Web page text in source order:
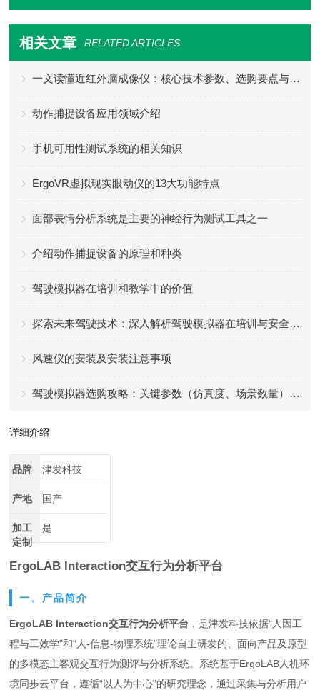
相关文章 RELATED ARTICLES
一文读懂近红外脑成像仪：核心技术参数、选购要点与不同场景适配方案指南
动作捕捉设备应用领域介绍
手机可用性测试系统的相关知识
ErgoVR虚拟现实眼动仪的13大功能特点
面部表情分析系统是主要的神经行为测试工具之一
介绍动作捕捉设备的原理和种类
驾驶模拟器在培训和教学中的价值
探索未来驾驶技术：深入解析驾驶模拟器在培训与安全教育中的应用与优势
风速仪的安装及安装注意事项
驾驶模拟器选购攻略：关键参数（仿真度、场景数量）+ 适配场景
详细介绍
品牌 津发科技
产地 国产
加工
定制
是
ErgoLAB Interaction交互行为分析平台
一、产品简介
ErgoLAB Interaction交互行为分析平台 ，是津发科技依据“人因工
程与工效学"和“人-信息-物理系统"理论自主研发的、面向产品及原型
的多模态主客观交互行为测评与分析系统。系统基于ErgoLAB人机环
境同步云平台，遵循“以人为中心"的研究理念，通过采集与分析用户